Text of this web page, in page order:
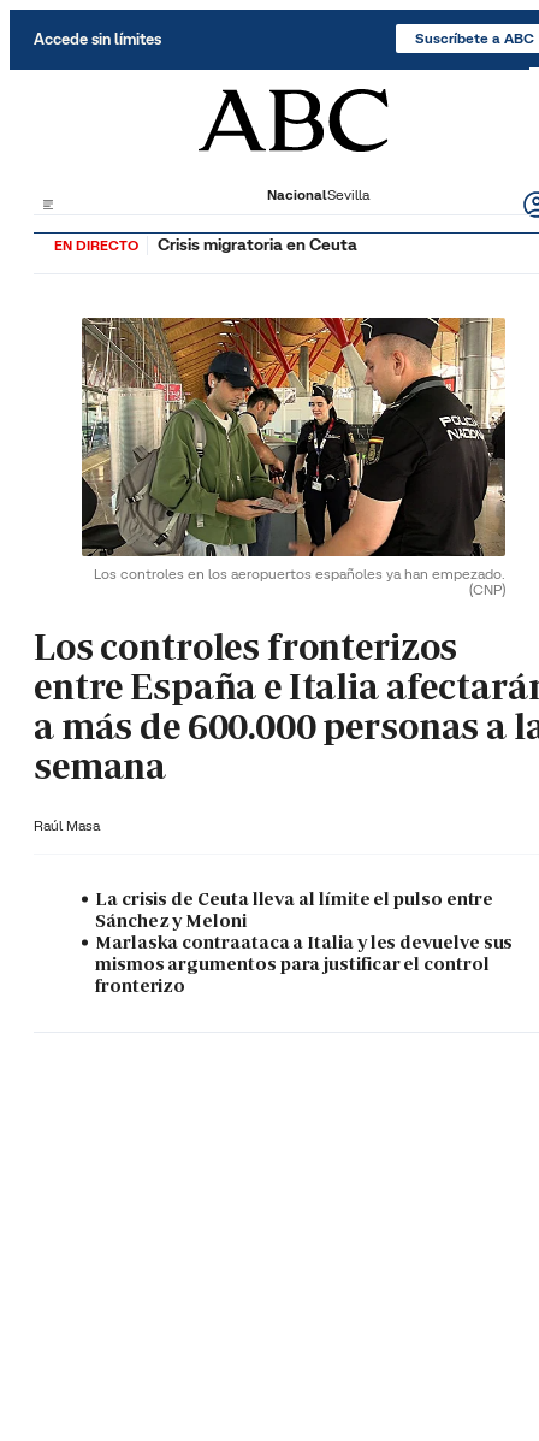
Accede sin límites Suscríbete a ABC
NacionalSevilla
EN DIRECTO Crisis migratoria en Ceuta
Los controles en los aeropuertos españoles ya han empezado.
(CNP)
Los controles fronterizos
entre España e Italia
a más de 600.000 personas a
semana
Raúl Masa
La crisis de Ceuta lleva al límite el pulso entre
Sánchez y Meloni
Marlaska contraataca a Italia y les devuelve sus
mismos argumentos para justificar el control
fronterizo